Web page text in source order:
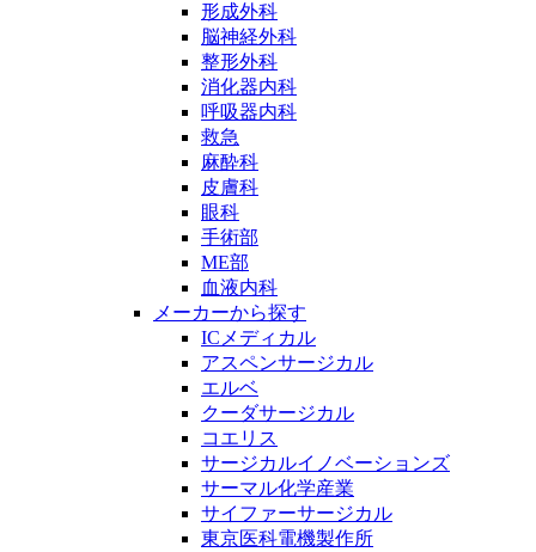
形成外科
脳神経外科
整形外科
消化器内科
呼吸器内科
救急
麻酔科
皮膚科
眼科
手術部
ME部
血液内科
メーカーから探す
ICメディカル
アスペンサージカル
エルベ
クーダサージカル
コエリス
サージカルイノベーションズ
サーマル化学産業
サイファーサージカル
東京医科電機製作所